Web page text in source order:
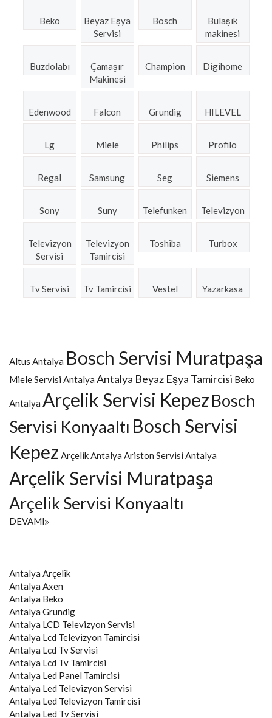
Beko
Beyaz Eşya
Servisi
Bosch
Bulaşık
makinesi
Buzdolabı
Çamaşır
Makinesi
Champion Digihome
Edenwood Falcon Grundig HILEVEL
Lg Miele Philips Profilo
Regal Samsung Seg Siemens
Sony Suny Telefunken Televizyon
Televizyon
Servisi
Televizyon
Tamircisi
Toshiba Turbox
Tv Servisi Tv Tamircisi Vestel Yazarkasa
Altus Antalya Bosch Servisi Muratpaşa
Miele Servisi Antalya Antalya Beyaz Eşya Tamircisi Beko
Antalya Arçelik Servisi KepezBosch
Servisi Konyaaltı Bosch Servisi
Kepez Arçelik Antalya Ariston Servisi Antalya
Arçelik Servisi Muratpaşa
Arçelik Servisi Konyaaltı
DEVAMI
Antalya Arçelik
Antalya Axen
Antalya Beko
Antalya Grundig
Antalya LCD Televizyon Servisi
Antalya Lcd Televizyon Tamircisi
Antalya Lcd Tv Servisi
Antalya Lcd Tv Tamircisi
Antalya Led Panel Tamircisi
Antalya Led Televizyon Servisi
Antalya Led Televizyon Tamircisi
Antalya Led Tv Servisi